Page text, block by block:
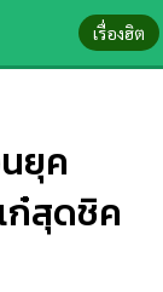
เรื่องฮิต
ยุค
ก๋สุดชิค